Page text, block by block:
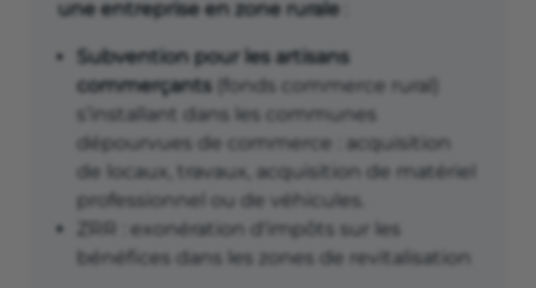
une entreprise en zone rurale
Subvention pour les artisans
commerçants (fonds commerce rural)
s’installant dans les communes
dépourvues de commerce : acquisition
de locaux, travaux, acquisition de matériel
professionnel ou de véhicules.
ZRR : exonération d'impôts sur les
bénéfices dans les zones de revitalisation